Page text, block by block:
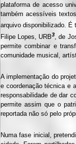
plataforma de acesso
também acessíveis
arquivo disponibilizado. É
Filipe Lopes, URB3
, de
permite combinar e
comunidade musical,
A implementação do
e coordenação técnica e
responsabilidade de dar
permite assim que o
reportada não só pelo
Numa fase inicial,